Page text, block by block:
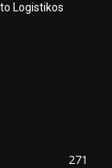
Logistikos
271